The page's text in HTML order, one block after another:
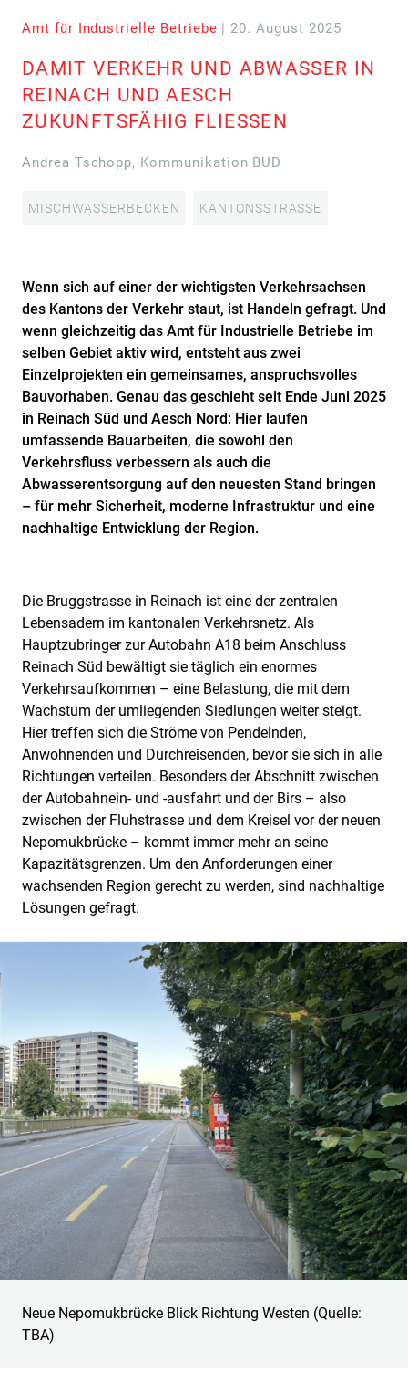
Amt für Industrielle Betriebe | 20. August 2025
DAMIT VERKEHR UND ABWASSER IN
REINACH UND AESCH
ZUKUNFTSFÄHIG FLIESSEN
Andrea Tschopp, Kommunikation BUD
MISCHWASSERBECKEN KANTONSSTRASSE
Wenn sich auf einer der wichtigsten Verkehrsachsen
des Kantons der Verkehr staut, ist Handeln gefragt. Und
wenn gleichzeitig das Amt für Industrielle Betriebe im
selben Gebiet aktiv wird, entsteht aus zwei
Einzelprojekten ein gemeinsames, anspruchsvolles
Bauvorhaben. Genau das geschieht seit Ende Juni 2025
in Reinach Süd und Aesch Nord: Hier laufen
umfassende Bauarbeiten, die sowohl den
Verkehrsfluss verbessern als auch die
Abwasserentsorgung auf den neuesten Stand bringen
– für mehr Sicherheit, moderne Infrastruktur und eine
nachhaltige Entwicklung der Region.
Die Bruggstrasse in Reinach ist eine der zentralen
Lebensadern im kantonalen Verkehrsnetz. Als
Hauptzubringer zur Autobahn A18 beim Anschluss
Reinach Süd bewältigt sie täglich ein enormes
Verkehrsaufkommen – eine Belastung, die mit dem
Wachstum der umliegenden Siedlungen weiter steigt.
Hier treffen sich die Ströme von Pendelnden,
Anwohnenden und Durchreisenden, bevor sie sich in alle
Richtungen verteilen. Besonders der Abschnitt zwischen
der Autobahnein- und -ausfahrt und der Birs – also
zwischen der Fluhstrasse und dem Kreisel vor der neuen
Nepomukbrücke – kommt immer mehr an seine
Kapazitätsgrenzen. Um den Anforderungen einer
wachsenden Region gerecht zu werden, sind nachhaltige
Lösungen gefragt.
Neue Nepomukbrücke Blick Richtung Westen (Quelle:
TBA)